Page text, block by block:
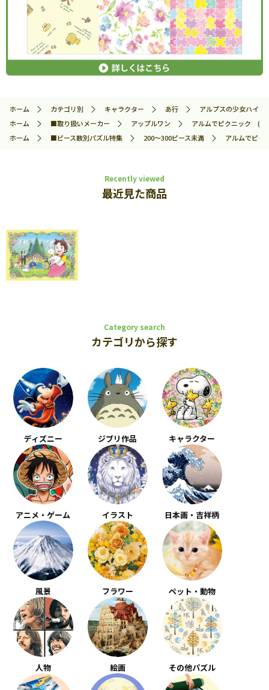
ホーム カテゴリ別 キャラクター あ行
アルプスの少女ハイジ
ホーム
■取り扱いメーカー アップルワン
アルムでピクニック (
ホーム
■ピース数別パズル特集 200～300ピース未満 アルムでピ
Recently viewed
最近見た商品
Category search
カテゴリから探す
ディズニー ジブリ作品 キャラクター
アニメ・ゲーム イラスト 日本画・吉祥柄
風景 フラワー ペット・動物
人物 絵画 その他パズル